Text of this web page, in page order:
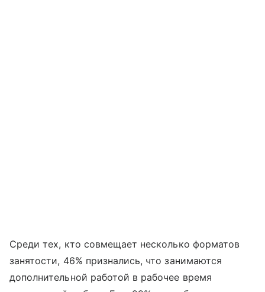
Среди тех, кто совмещает несколько форматов
занятости, 46% признались, что занимаются
дополнительной работой в рабочее время